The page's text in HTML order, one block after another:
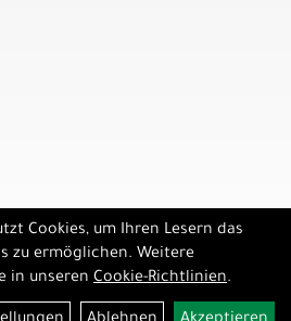
Cookies, um Ihren Lesern das
zu ermöglichen. Weitere
in unseren Cookie-Richtlinien.